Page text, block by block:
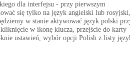
dla interfejsu - przy pierwszym
się tylko na język angielski lub
w stanie aktywować język polski
w ikonę klucza, przejście do karty
ustawień, wybór opcji Polish z listy